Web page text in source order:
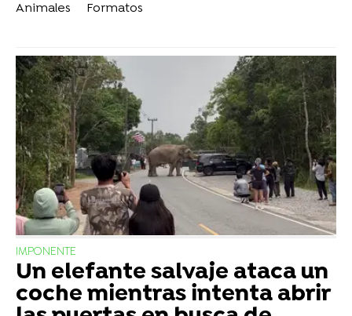
Animales
Formatos
IMPONENTE
Un elefante salvaje ataca un
coche mientras intenta abrir